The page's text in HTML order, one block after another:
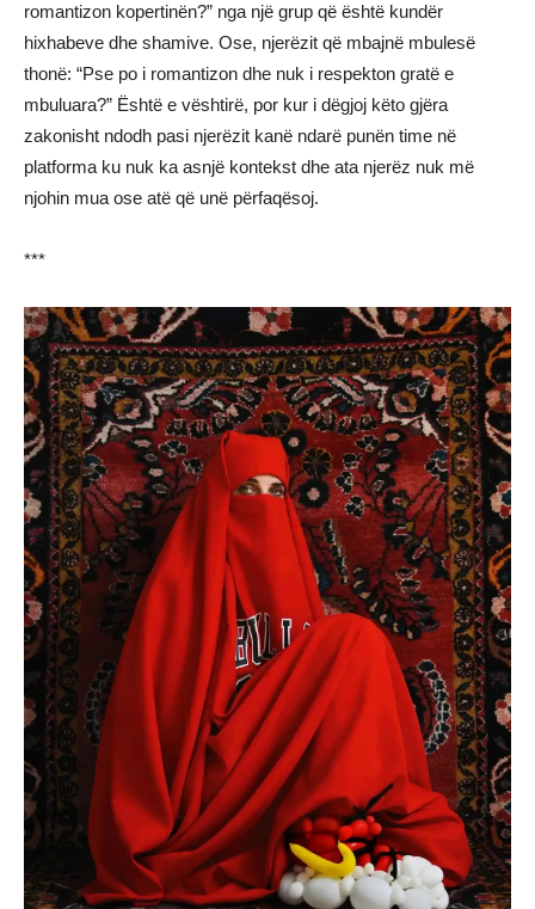
romantizon kopertinën?” nga një grup që është kundër
hixhabeve dhe shamive. Ose, njerëzit që mbajnë mbulesë
thonë: “Pse po i romantizon dhe nuk i respekton gratë e
mbuluara?” Është e vështirë, por kur i dëgjoj këto gjëra
zakonisht ndodh pasi njerëzit kanë ndarë punën time në
platforma ku nuk ka asnjë kontekst dhe ata njerëz nuk më
njohin mua ose atë që unë përfaqësoj.
***